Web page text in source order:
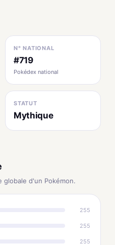
N° NATIONAL
#719
Pokédex national
STATUT
Mythique
globale d'un Pokémon.
255
255
255